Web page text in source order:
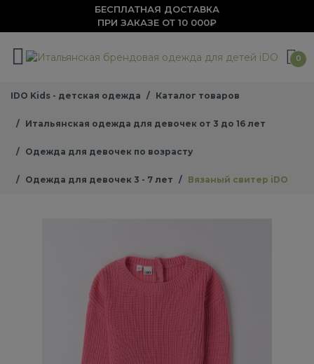
БЕСПЛАТНАЯ ДОСТАВКА
ПРИ ЗАКАЗЕ ОТ 10 000₽
0
IDO Kids - детская одежда Каталог товаров
Итальянская одежда для девочек от 3 до 16 лет
Одежда для девочек по возрасту
Одежда для девочек 3 - 7 лет Вязаный свитер iDO